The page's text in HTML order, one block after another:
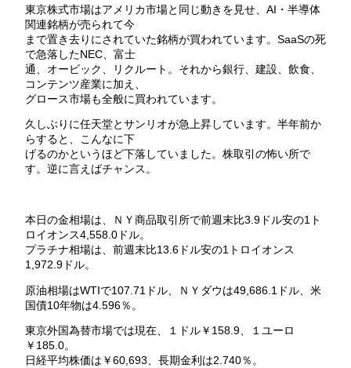
東京株式市場はアメリカ市場と同じ動きを見せ、AI・半導体
関連銘柄が売られて今
まで置き去りにされていた銘柄が買われています。SaaSの死
で急落したNEC、富士
通、オービック、リクルート。それから銀行、建設、飲食、
コンテンツ産業に加え、
グロース市場も全般に買われています。
久しぶりに任天堂とサンリオが急上昇しています。半年前か
らすると、こんなに下
げるのかというほど下落していました。株取引の怖い所で
す。逆に言えばチャンス。
本日の金相場は、ＮＹ商品取引所で前週末比3.9ドル安の1ト
ロイオンス4,558.0ドル。
プラチナ相場は、前週末比13.6ドル安の1トロイオンス
1,972.9ドル。
原油相場はWTIで107.71ドル、ＮＹダウは49,686.1ドル、米
国債10年物は4.596％。
東京外国為替市場では現在、１ドル￥158.9、１ユーロ
￥185.0。
日経平均株価は￥60,693、長期金利は2.740％。